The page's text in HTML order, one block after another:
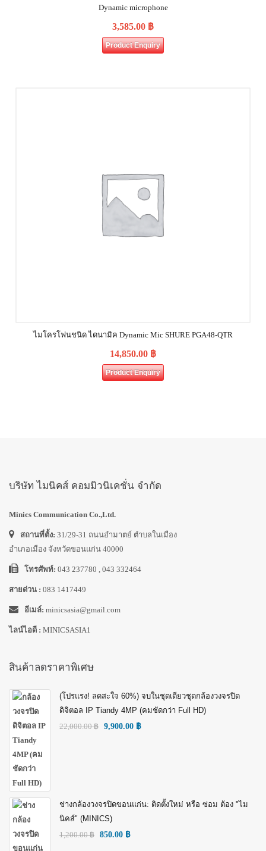
Dynamic microphone
3,585.00 ฿
Product Enquiry
ไมโครโฟนชนิด ไดนามิค Dynamic Mic SHURE PGA48‐QTR
14,850.00 ฿
Product Enquiry
บริษัท ไมนิคส์ คอมมิวนิเคชั่น จำกัด
Minics Communication Co.,Ltd.
สถานที่ตั้ง: 31/29-31 ถนนอำมาตย์ ตำบลในเมือง
อำเภอเมือง จังหวัดขอนแก่น 40000
โทรศัพท์: 043 237780 , 043 332464
สายด่วน : 083 1417449
อีเมล์: minicsasia@gmail.com
ไลน์ไอดี : MINICSASIA1
สินค้าลดราคาพิเศษ
(โปรแรง! ลดสะใจ 60%) จบในชุดเดียวชุดกล้องวงจรปิด
ดิจิตอล IP Tiandy 4MP (คมชัดกว่า Full HD)
22,000.00฿ 9,900.00 ฿
ช่างกล้องวงจรปิดขอนแก่น: ติดตั้งใหม่ หรือ ซ่อม ต้อง "ไม
นิคส์" (MINICS)
1,200.00฿ 850.00 ฿